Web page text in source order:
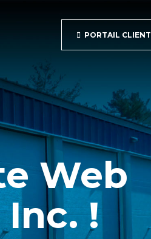
PORTAIL CLIENT
Web
!